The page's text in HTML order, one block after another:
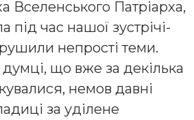
Вселенського Патріарха,
під час нашої зустрічі-
непрості теми.
що вже за декілька
немов давні
за уділене